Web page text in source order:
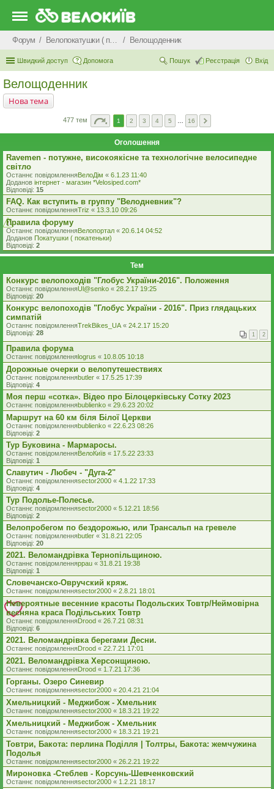
Форум Велопокатушки ( покатеньки), велопоходи, туризм. Велощоденник
Швидкий доступ Допомога Вхід
Реєстрація
Пошук
Велощоденник
Нова тема
477 тем 1 2 3 4 5 16
Оголошення
Ravemen - потужне, високоякісне та технологічне велосипедне
світло
Останнє повідомленняВелоДім « 6.1.23 11:40
Доданов iнтернет - магазин *Velosiped.com*
Відповіді: 15
FAQ. Как вступить в группу "Велодневник"?
Останнє повідомленняTriz « 13.3.10 09:26
Правила форуму
Останнє повідомленняВелопортал « 20.6.14 04:52
Доданов Покатушки ( покатеньки)
Відповіді: 2
Тем
Конкурс велопоходів "Глобус України-2016". Положення
Останнє повідомленняUl@senko « 28.2.17 19:25
Відповіді: 20
Конкурс велопоходів "Глобус України - 2016". Приз глядацьких
симпатій
Останнє повідомленняTrekBikes_UA « 24.2.17 15:20
Відповіді: 28 1 2
Правила форума
Останнє повідомленняlogrus « 10.8.05 10:18
Дорожные очерки о велопутешествиях
Останнє повідомленняbutler « 17.5.25 17:39
Відповіді: 4
Моя перш «сотка». Відео про Білоцерківську Сотку 2023
Останнє повідомленняbublienko « 29.6.23 20:02
Маршрут на 60 км біля Білої Церкви
Останнє повідомленняbublienko « 22.6.23 08:26
Відповіді: 2
Тур Буковина - Мармаросы.
Останнє повідомленняВелоКиїв « 17.5.22 23:33
Відповіді: 1
Славутич - Любеч - "Дуга-2"
Останнє повідомленняsector2000 « 4.1.22 17:33
Відповіді: 4
Тур Подолье-Полесье.
Останнє повідомленняsector2000 « 5.12.21 18:56
Відповіді: 2
Велопробегом по бездорожью, или Трансальп на гревеле
Останнє повідомленняbutler « 31.8.21 22:05
Відповіді: 20
2021. Веломандрівка Тернопільщиною.
Останнє повідомленняppau « 31.8.21 19:38
Відповіді: 1
Словечанско-Овручский кряж.
Останнє повідомленняsector2000 « 2.8.21 18:01
Невероятные весенние красоты Подольских Товтр/Неймовірна
весняна краса Подільських Товтр
Останнє повідомленняDrood « 26.7.21 08:31
Відповіді: 6
2021. Веломандрівка берегами Десни.
Останнє повідомленняDrood « 22.7.21 17:01
2021. Веломандрівка Херсонщиною.
Останнє повідомленняDrood « 1.7.21 17:36
Горганы. Озеро Синевир
Останнє повідомленняsector2000 « 20.4.21 21:04
Хмельницкий - Меджибож - Хмельник
Останнє повідомленняsector2000 « 18.3.21 19:22
Хмельницкий - Меджибож - Хмельник
Останнє повідомленняsector2000 « 18.3.21 19:21
Товтри, Бакота: перлина Поділля | Толтры, Бакота: жемчужина
Подолья
Останнє повідомленняsector2000 « 26.2.21 19:22
Мироновка -Стеблев - Корсунь-Шевченковский
Останнє повідомленняsector2000 « 1.2.21 18:17